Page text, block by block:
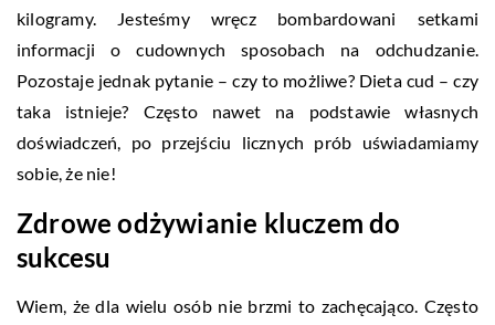
kilogramy. Jesteśmy wręcz bombardowani setkami
informacji o cudownych sposobach na odchudzanie.
Pozostaje jednak pytanie – czy to możliwe? Dieta cud – czy
taka istnieje? Często nawet na podstawie własnych
doświadczeń, po przejściu licznych prób uświadamiamy
sobie, że nie!
Zdrowe odżywianie kluczem do
sukcesu
Wiem, że dla wielu osób nie brzmi to zachęcająco. Często